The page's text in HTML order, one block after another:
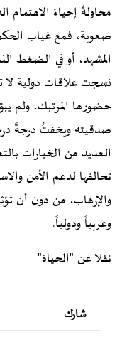
محاولةً إحياءَ الاهتمام
صعوبة، فمع غياب
المشهد، أو في الضغط
نسجت علاقات دولية لا
حضورها المرتبك، ولم
صدقيته ويخفتُ درجةً
العديد من الخيارات
تحالفها لدعم الأمن
والإرهاب، من دون أن
وعربياً ودولياً.
نقلا عن "الحياة"
شارك